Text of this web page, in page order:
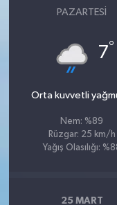
PAZARTESI
7°
Orta kuvvetli
Nem: %89
Rüzgar: 25 km/h
Yağış Olasılığı:
25 MART